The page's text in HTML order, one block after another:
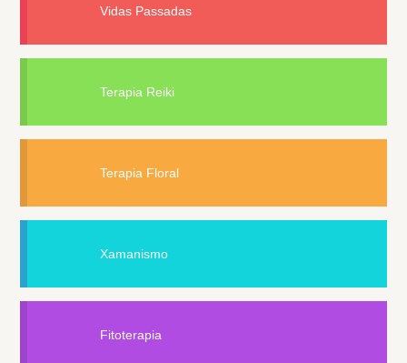
Vidas Passadas
Terapia Reiki
Terapia Floral
Xamanismo
Fitoterapia